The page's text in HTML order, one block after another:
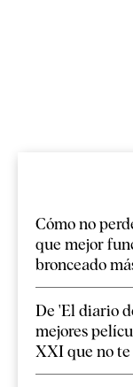
Cómo no
que mejor
bronceado
De 'El diario
mejores
XXI que no